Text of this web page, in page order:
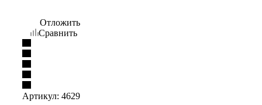
Отложить
Сравнить
Артикул: 4629